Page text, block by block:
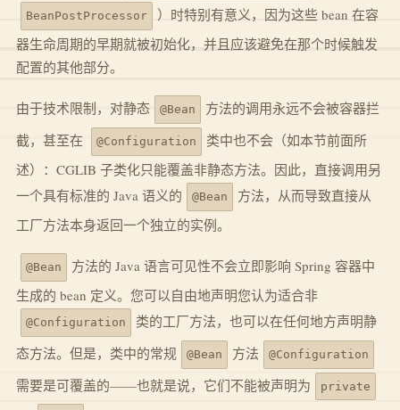
BeanPostProcessor
）时特别有意义，因为这些 bean 在容
器生命周期的早期就被初始化，并且应该避免在那个时候触发
配置的其他部分。
由于技术限制，对静态 @Bean
方法的调用永远不会被容器拦
截，甚至在
@Configuration
类中也不会（如本节前面所
述）：CGLIB 子类化只能覆盖非静态方法。因此，直接调用另
一个具有标准的 Java 语义的
@Bean
方法，从而导致直接从
工厂方法本身返回一个独立的实例。
@Bean
方法的 Java 语言可见性不会立即影响 Spring 容器中
生成的 bean 定义。您可以自由地声明您认为适合非
@Configuration
类的工厂方法，也可以在任何地方声明静
态方法。但是，类中的常规
@Bean 方法 @Configuration
需要是可覆盖的——也就是说，它们不能被声明为 private